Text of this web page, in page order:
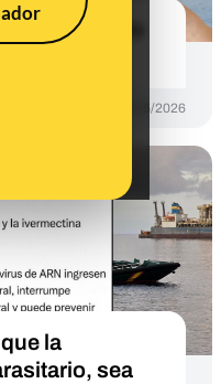
y contexto
12/05/2026
la
sea